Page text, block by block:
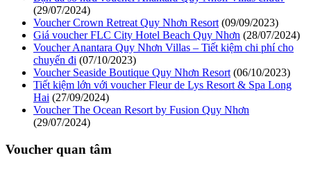
(29/07/2024)
Voucher Crown Retreat Quy Nhơn Resort (09/09/2023)
Giá voucher FLC City Hotel Beach Quy Nhơn (28/07/2024)
Voucher Anantara Quy Nhơn Villas – Tiết kiệm chi phí cho
chuyến đi (07/10/2023)
Voucher Seaside Boutique Quy Nhơn Resort (06/10/2023)
Tiết kiệm lớn với voucher Fleur de Lys Resort & Spa Long
Hai (27/09/2024)
Voucher The Ocean Resort by Fusion Quy Nhơn
(29/07/2024)
Voucher quan tâm